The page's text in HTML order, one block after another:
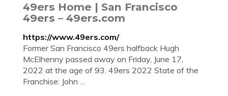
49ers Home | San Francisco
49ers – 49ers.com
https://www.49ers.com/
Former San Francisco 49ers halfback Hugh
McElhenny passed away on Friday, June 17,
2022 at the age of 93. 49ers 2022 State of the
Franchise: John …